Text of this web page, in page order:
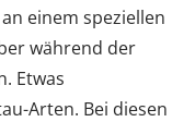
einem speziellen
während der
Etwas
Arten. Bei diesen